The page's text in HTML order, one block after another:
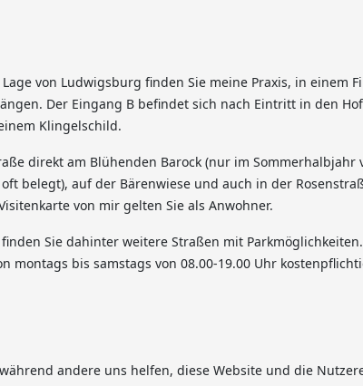
von Ludwigsburg finden Sie meine Praxis, in einem
Der Eingang B befindet sich nach Eintritt in den
Klingelschild.
direkt am Blühenden Barock (nur im
belegt), auf der Bärenwiese und auch in der
von mir gelten Sie als Anwohner.
Sie dahinter weitere Straßen mit
montags bis samstags von 08.00-19.00 Uhr
andere uns helfen, diese Website und die